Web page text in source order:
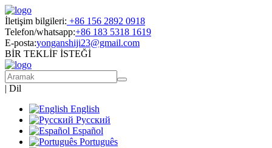
İletişim bilgileri: +86 156 2892 0918
Telefon/whatsapp:+86 183 5318 1619
E-posta:yonganshiji23@gmail.com
BİR TEKLİF İSTEĞİ
| Dil
English
Русский
Español
Português